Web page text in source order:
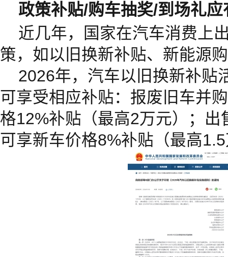
政策补贴/购车抽奖/到场礼应
近几年，国家在汽车消费上
策，如以旧换新补贴、新能源
2026年，汽车以旧换新补贴
可享受相应补贴：报废旧车并
格12%补贴（最高2万元）；
可享新车价格8%补贴（最高